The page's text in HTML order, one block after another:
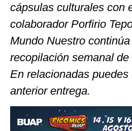
cápsulas culturales con
colaborador Porfirio
Mundo Nuestro
recopilación semanal
En relacionadas puedes
anterior entrega.